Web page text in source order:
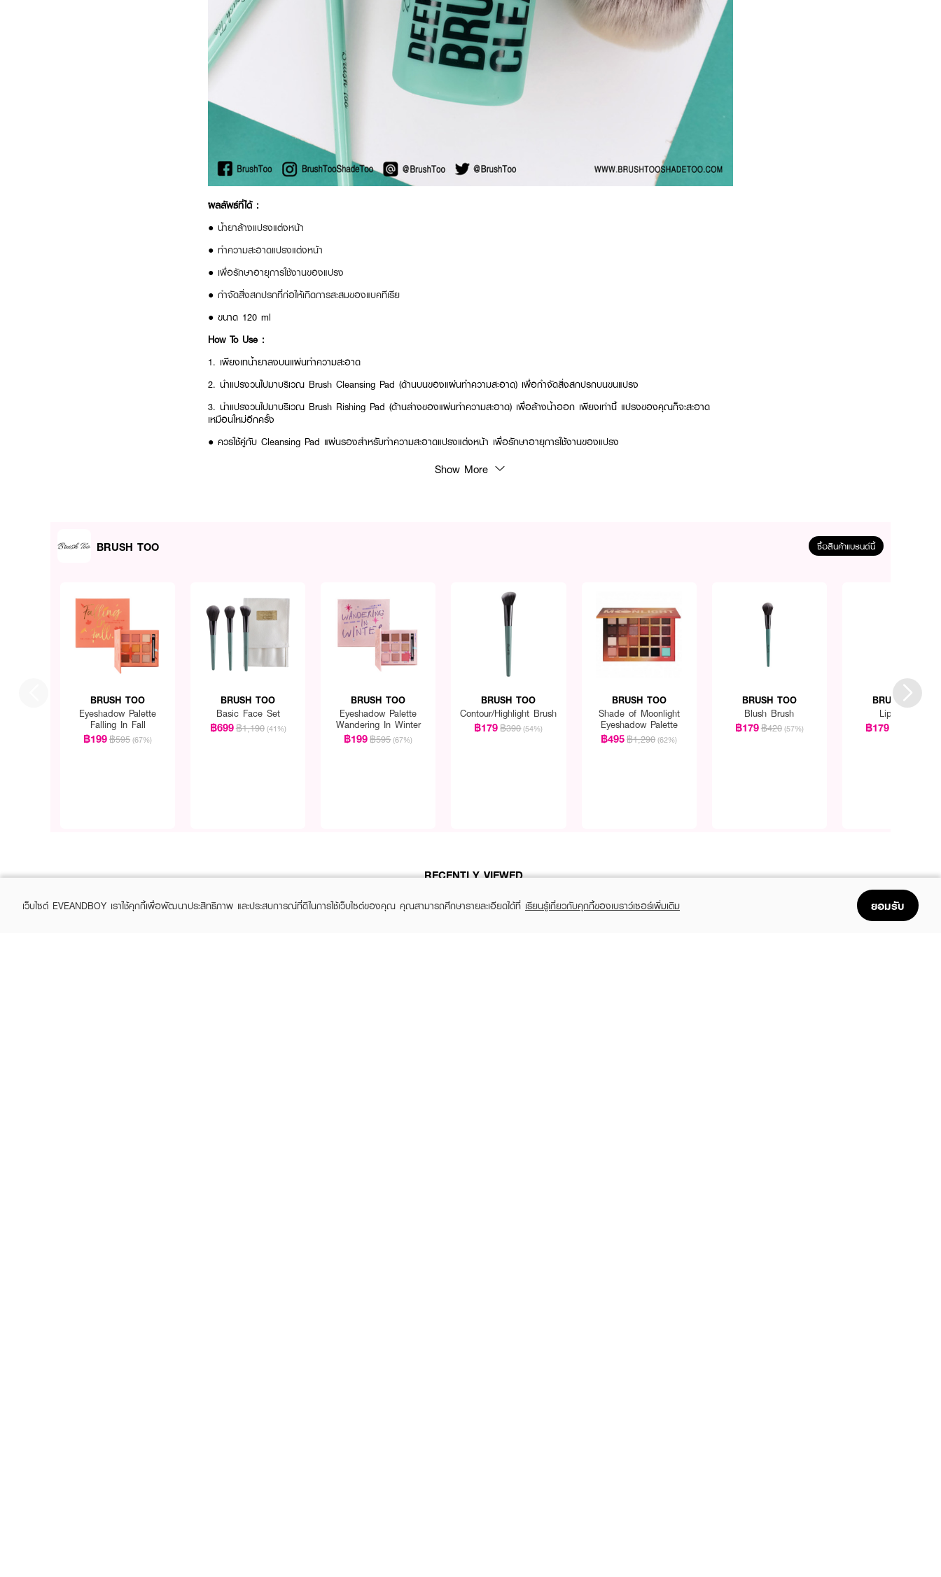
ผลลัพธ์ที่ได้ :
● น้ำยาล้างแปรงแต่งหน้า
● ทำความสะอาดแปรงแต่งหน้า
● เพื่อรักษาอายุการใช้งานของแปรง
● กำจัดสิ่งสกปรกที่ก่อให้เกิดการสะสมของแบคทีเรีย
● ขนาด 120 ml
How To Use :
1. เพียงเทน้ำยาลงบนแผ่นทำความสะอาด
2. นำแปรงวนไปมาบริเวณ Brush Cleansing Pad (ด้านบนของแผ่นทำความสะอาด) เพื่อกำจัดสิ่งสกปรกบนขนแปรง
3. นำแปรงวนไปมาบริเวณ Brush Rishing Pad (ด้านล่างของแผ่นทำความสะอาด) เพื่อล้างน้ำออก เพียงเท่านี้ แปรงของคุณก็จะสะอาด
เหมือนใหม่อีกครั้ง
● ควรใช้คู่กับ Cleansing Pad แผ่นรองสำหรับทำความสะอาดแปรงแต่งหน้า เพื่อรักษาอายุการใช้งานของแปรง
Show More
BRUSH TOO ซื้อสินค้าแบรนด์นี้
BRUSH TOO
Eyeshadow Palette
Falling In Fall
฿199฿595 (67%)
BRUSH TOO
Basic Face Set
฿699฿1,190 (41%)
BRUSH TOO
Eyeshadow Palette
Wandering In Winter
฿199฿595 (67%)
BRUSH TOO
Contour/Highlight Brush
฿179฿390 (54%)
BRUSH TOO
Shade of Moonlight
Eyeshadow Palette
฿495฿1,290 (62%)
BRUSH TOO
Blush Brush
฿179฿420 (57%)
BRUSH TOO
Lip Brush
฿179
RECENTLY VIEWED
เว็บไซต์ EVEANDBOY เราใช้คุกกี้เพื่อพัฒนาประสิทธิภาพ และประสบการณ์ที่ดีในการใช้เว็บไซต์ของคุณ คุณสามารถศึกษารายละเอียดได้ที่ เรียนรู้เกี่ยวกับคุกกี้ของเบราว์เซอร์เพิ่มเติม ยอมรับ